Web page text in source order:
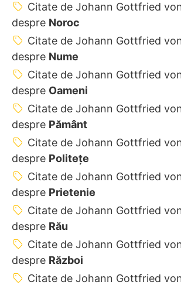
Citate de Johann Gottfried
despre Noroc
Citate de Johann Gottfried
despre Nume
Citate de Johann Gottfried
despre Oameni
Citate de Johann Gottfried
despre Pământ
Citate de Johann Gottfried
despre Politețe
Citate de Johann Gottfried
despre Prietenie
Citate de Johann Gottfried
despre Rău
Citate de Johann Gottfried
despre Război
Citate de Johann Gottfried